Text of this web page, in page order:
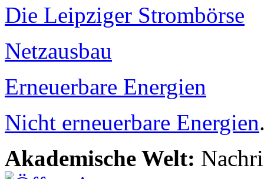
Die Leipziger Strombörse
Netzausbau
Erneuerbare Energien
Nicht erneuerbare Energien
Akademische Welt: